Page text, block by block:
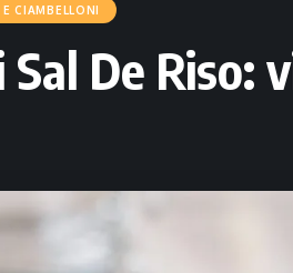
CIAMBELLONI
De Riso: